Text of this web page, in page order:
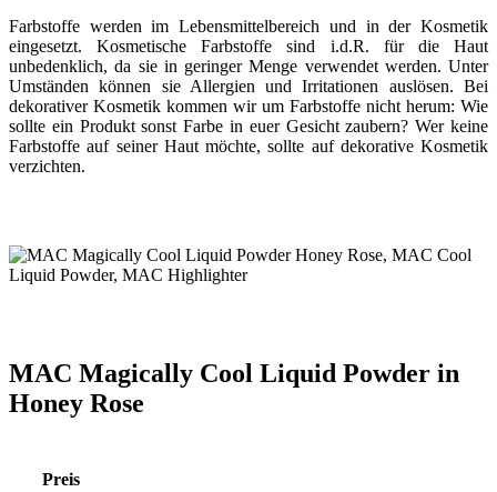
Farbstoffe werden im Lebensmittelbereich und in der Kosmetik
eingesetzt. Kosmetische Farbstoffe sind i.d.R. für die Haut
unbedenklich, da sie in geringer Menge verwendet werden. Unter
Umständen können sie Allergien und Irritationen auslösen. Bei
dekorativer Kosmetik kommen wir um Farbstoffe nicht herum: Wie
sollte ein Produkt sonst Farbe in euer Gesicht zaubern? Wer keine
Farbstoffe auf seiner Haut möchte, sollte auf dekorative Kosmetik
verzichten.
MAC Magically Cool Liquid Powder in
Honey Rose
Preis